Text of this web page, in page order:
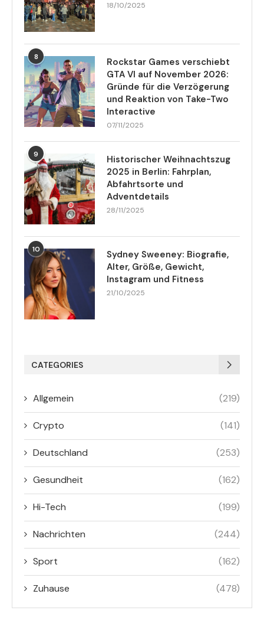
18/10/2025
8
Rockstar Games verschiebt
GTA VI auf November 2026:
Gründe für die Verzögerung
und Reaktion von Take-Two
Interactive
07/11/2025
9
Historischer Weihnachtszug
2025 in Berlin: Fahrplan,
Abfahrtsorte und
Adventdetails
28/11/2025
10
Sydney Sweeney: Biografie,
Alter, Größe, Gewicht,
Instagram und Fitness
21/10/2025
CATEGORIES
Allgemein (219)
Crypto (141)
Deutschland (253)
Gesundheit (162)
Hi-Tech (199)
Nachrichten (244)
Sport (162)
Zuhause (478)